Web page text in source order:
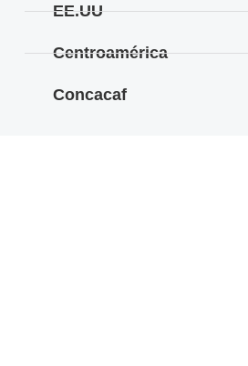
EE.UU
Centroamérica
Concacaf